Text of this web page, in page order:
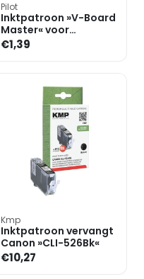
Pilot
Inktpatroon »V-Board
Master« voor
whiteboard markers
€1,39
Kmp
Inktpatroon vervangt
Canon »CLI-526Bk«
€10,27